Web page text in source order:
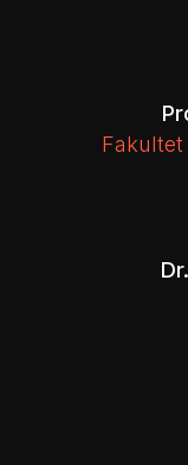
Fakultet